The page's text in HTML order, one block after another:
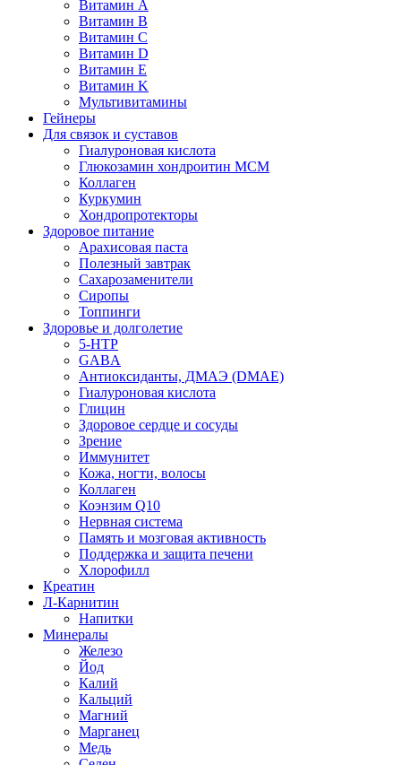
Витамин A
Витамин B
Витамин C
Витамин D
Витамин E
Витамин K
Мультивитамины
Гейнеры
Для связок и суставов
Гиалуроновая кислота
Глюкозамин хондроитин МСМ
Коллаген
Куркумин
Хондропротекторы
Здоровое питание
Арахисовая паста
Полезный завтрак
Сахарозаменители
Сиропы
Топпинги
Здоровье и долголетие
5-HTP
GABA
Антиоксиданты, ДМАЭ (DMAE)
Гиалуроновая кислота
Глицин
Здоровое сердце и сосуды
Зрение
Иммунитет
Кожа, ногти, волосы
Коллаген
Коэнзим Q10
Нервная система
Память и мозговая активность
Поддержка и защита печени
Хлорофилл
Креатин
Л-Карнитин
Напитки
Минералы
Железо
Йод
Калий
Кальций
Магний
Марганец
Медь